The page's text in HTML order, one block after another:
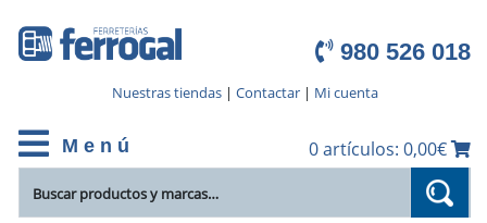
980 526 018
Nuestras tiendas| Contactar| Mi cuenta
M e n ú 0 artículos: 0,00€